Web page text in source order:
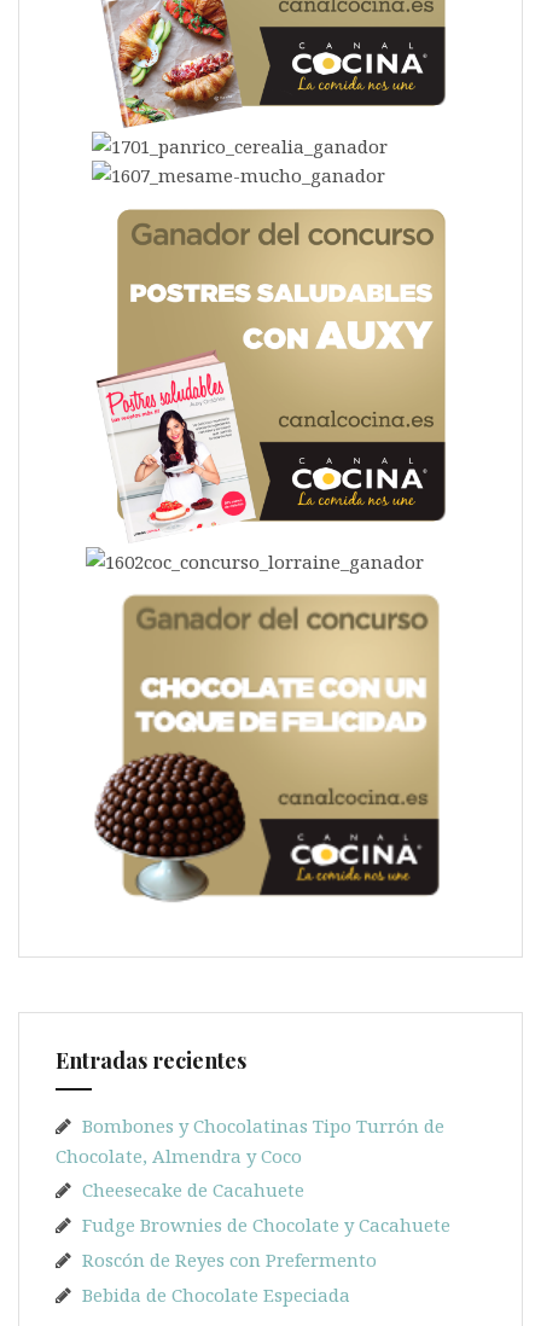
Entradas recientes
Bombones y Chocolatinas Tipo Turrón de
Chocolate, Almendra y Coco
Cheesecake de Cacahuete
Fudge Brownies de Chocolate y Cacahuete
Roscón de Reyes con Prefermento
Bebida de Chocolate Especiada